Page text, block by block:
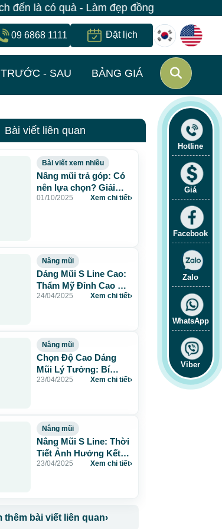
đẹp đồng giá chỉ 499K - Đăng ký giữ
09 6868 1111 Đặt lịch
- SAU BẢNG GIÁ
Bài viết liên quan
Bài viết xem nhiều
Nâng mũi trả góp: Có
nên lựa chọn? Giải
pháp an toàn tại Bệnh
01/10/2025 Xem chi tiết›
Nâng mũi
Dáng Mũi S Line Cao:
Thẩm Mỹ Đỉnh Cao Và
Phong Thủy Tài Lộc
24/04/2025 Xem chi tiết›
Nâng mũi
Chọn Độ Cao Dáng
Mũi Lý Tưởng: Bí
Quyết Nâng Mũi Đẹp
23/04/2025 Xem chi tiết›
Nâng mũi
Nâng Mũi S Line: Thời
Tiết Ảnh Hưởng Kết
Quả Phẫu Thuật
23/04/2025 Xem chi tiết›
thêm bài viết liên quan›
Hotline
Giá
Facebook
Zalo
WhatsApp
Viber